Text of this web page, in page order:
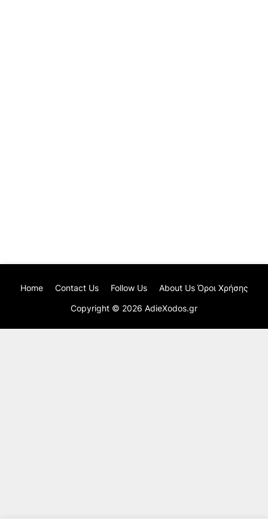
Copyright © 2026 AdieXodos.gr
Home Contact Us Follow Us About Us Όροι Χρήσης